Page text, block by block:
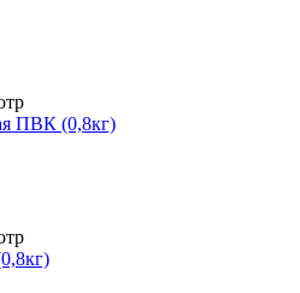
ПВК (0,8кг)